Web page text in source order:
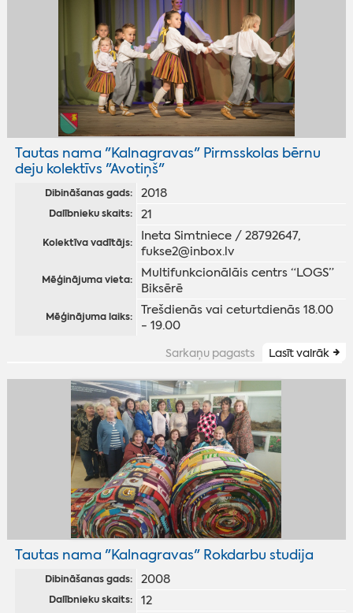
Tautas nama "Kalnagravas" Pirmsskolas bērnu
deju kolektīvs "Avotiņš"
Dibināšanas gads: 2018
Dalībnieku skaits: 21
Kolektīva vadītājs:
Ineta Simtniece / 28792647,
fukse2@inbox.lv
Mēģinājuma vieta:
Multifunkcionālāis centrs “LOGS”
Biksērē
Mēģinājuma laiks:
Trešdienās vai ceturtdienās 18.00
- 19.00
Sarkaņu pagasts Lasīt vairāk
Tautas nama "Kalnagravas" Rokdarbu studija
Dibināšanas gads: 2008
Dalībnieku skaits: 12